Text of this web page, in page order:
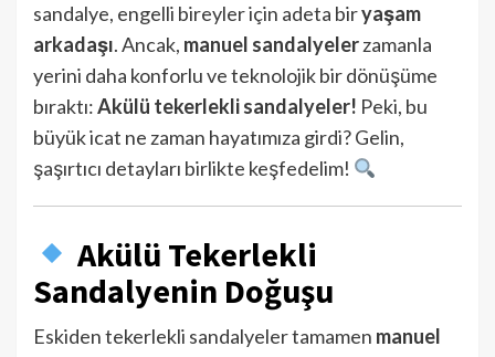
sandalye, engelli bireyler için adeta biryaşam
arkadaşı. Ancak, manuel sandalyelerzamanla
yerini daha konforlu ve teknolojik bir dönüşüme
bıraktı:Akülü tekerlekli sandalyeler! Peki, bu
büyük icat ne zaman hayatımıza girdi? Gelin,
şaşırtıcı detayları birlikte keşfedelim!
Akülü Tekerlekli
Sandalyenin Doğuşu
Eskiden tekerlekli sandalyeler tamamen manuel